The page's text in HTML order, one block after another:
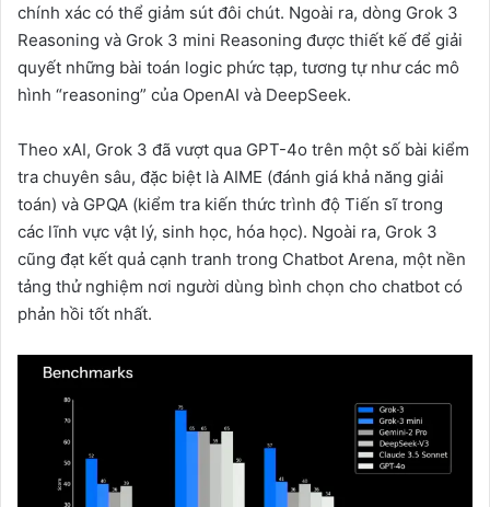
chính xác có thể giảm sút đôi chút. Ngoài ra, dòng Grok 3
Reasoning và Grok 3 mini Reasoning được thiết kế để giải
quyết những bài toán logic phức tạp, tương tự như các mô
hình “reasoning” của OpenAI và DeepSeek.
Theo xAI, Grok 3 đã vượt qua GPT-4o trên một số bài kiểm
tra chuyên sâu, đặc biệt là AIME (đánh giá khả năng giải
toán) và GPQA (kiểm tra kiến thức trình độ Tiến sĩ trong
các lĩnh vực vật lý, sinh học, hóa học). Ngoài ra, Grok 3
cũng đạt kết quả cạnh tranh trong Chatbot Arena, một nền
tảng thử nghiệm nơi người dùng bình chọn cho chatbot có
phản hồi tốt nhất.